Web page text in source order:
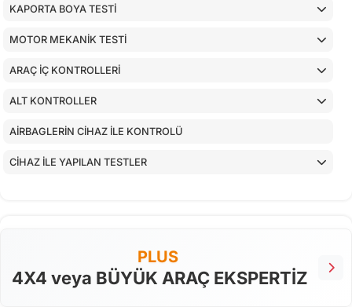
KAPORTA BOYA TESTİ
MOTOR MEKANİK TESTİ
ARAÇ İÇ KONTROLLERİ
ALT KONTROLLER
AİRBAGLERİN CİHAZ İLE KONTROLÜ
CİHAZ İLE YAPILAN TESTLER
PLUS
4X4 veya BÜYÜK ARAÇ EKSPERTİZ